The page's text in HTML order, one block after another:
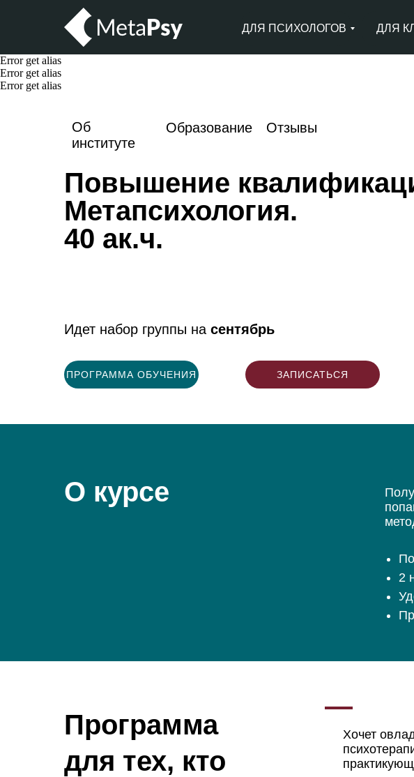
ДЛЯ
ДЛЯ ПСИХОЛОГОВ
Error get alias
Error get alias
Error get alias
Повышение
Метапсихология.
40 ак.ч.
Идет набор группы на сентябрь
ПРОГРАММА ОБУЧЕНИЯ ЗАПИСАТЬСЯ
Об
институте
Отзывы
Образование
О курсе
2
Программа
для тех, кто
Хочет